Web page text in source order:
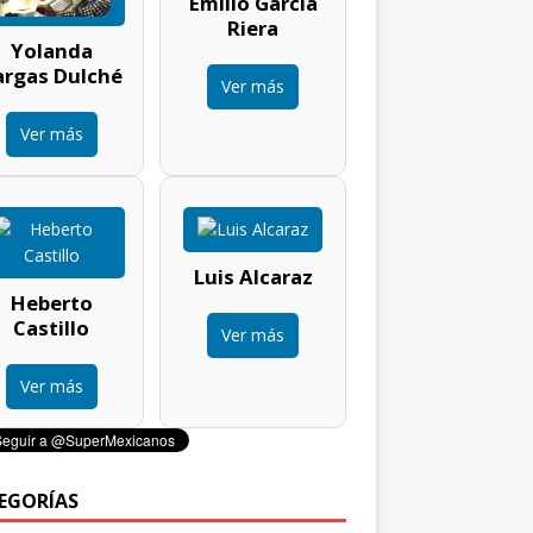
Yolanda
Dulché
Ver más
Riera
Ver más
Heberto
Castillo
Ver más
Luis Alcaraz
Ver más